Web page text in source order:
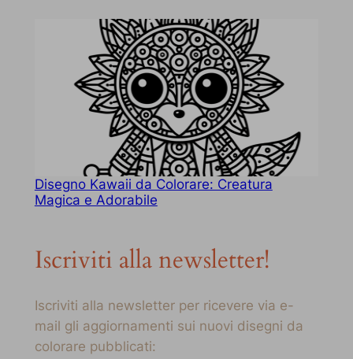
Disegno Kawaii da Colorare: Creatura
Magica e Adorabile
Iscriviti alla newsletter!
Iscriviti alla newsletter per ricevere via e-
mail gli aggiornamenti sui nuovi disegni da
colorare pubblicati: